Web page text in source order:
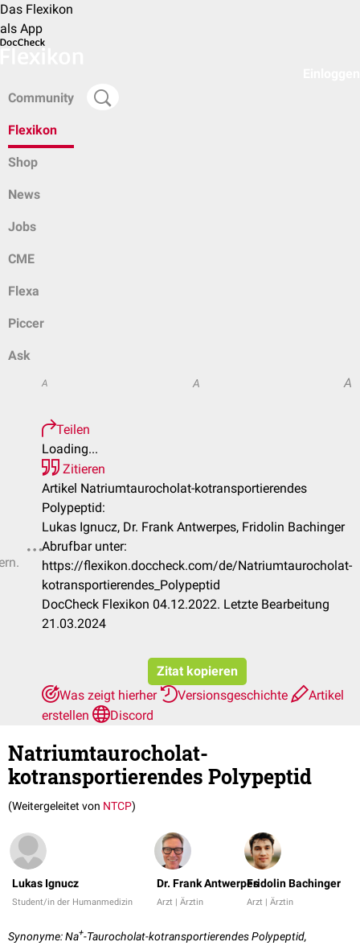
Das Flexikon
als App
Community
Flexikon
Shop
News
Jobs
CME
Flexa
Piccer
Ask
A A A
Teilen
Loading...
Zitieren
Artikel Natriumtaurocholat-kotransportierendes
Polypeptid:
Lukas Ignucz, Dr. Frank Antwerpes, Fridolin Bachinger
Abrufbar unter:
https://flexikon.doccheck.com/de/Natriumtaurocholat-
kotransportierendes_Polypeptid
DocCheck Flexikon 04.12.2022. Letzte Bearbeitung
21.03.2024
Zitat kopieren
Was zeigt hierher
Versionsgeschichte
Artikel
erstellen
Discord
Natriumtaurocholat-
kotransportierendes Polypeptid
(Weitergeleitet von NTCP)
Lukas Ignucz
Student/in der Humanmedizin
Dr. Frank Antwerpes
Arzt | Ärztin
Fridolin Bachinger
Arzt | Ärztin
Synonyme: Na+-Taurocholat-kotransportierendes Polypeptid,